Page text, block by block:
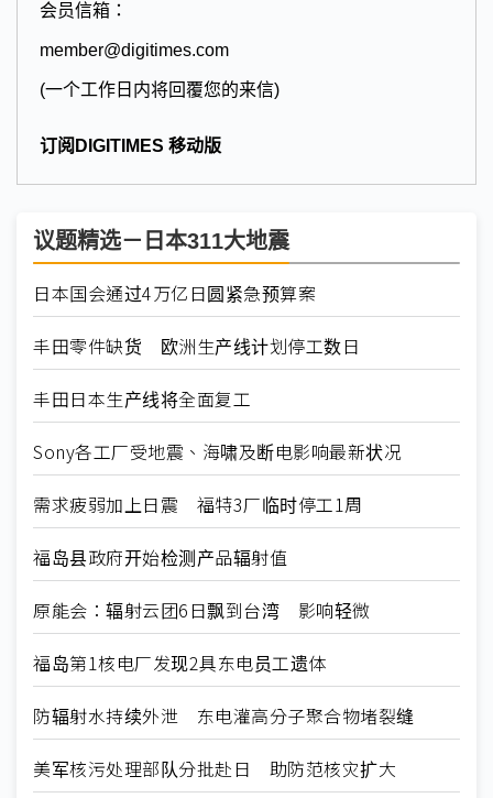
会员信箱：
member@digitimes.com
(一个工作日内将回覆您的来信)
订阅DIGITIMES 移动版
议题精选－日本311大地震
日本国会通过4万亿日圆紧急预算案
丰田零件缺货 欧洲生产线计划停工数日
丰田日本生产线将全面复工
Sony各工厂受地震、海啸及断电影响最新状况
需求疲弱加上日震 福特3厂临时停工1周
福岛县政府开始检测产品辐射值
原能会：辐射云团6日飘到台湾 影响轻微
福岛第1核电厂发现2具东电员工遗体
防辐射水持续外泄 东电灌高分子聚合物堵裂缝
美军核污处理部队分批赴日 助防范核灾扩大